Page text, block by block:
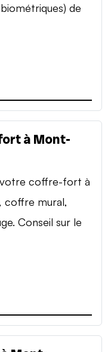
de
à Mont-
votre coffre-fort à
coffre mural,
Conseil sur le